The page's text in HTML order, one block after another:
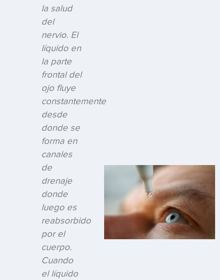
la salud
del
nervio. El
líquido en
la parte
frontal del
ojo fluye
constantemente
desde
donde se
forma en
canales
de
drenaje
donde
luego es
reabsorbido
por el
cuerpo.
Cuando
el líquido